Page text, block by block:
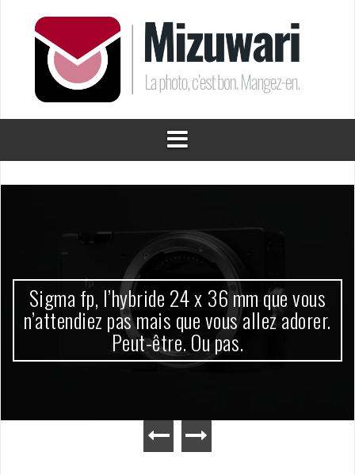
contenu
Sigma fp, l’hybride 24 x 36 mm que vous
n’attendiez pas mais que vous allez adorer.
Peut-être. Ou pas.